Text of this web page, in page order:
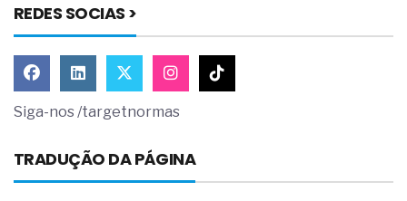
REDES SOCIAS >
Siga-nos /targetnormas
TRADUÇÃO DA PÁGINA